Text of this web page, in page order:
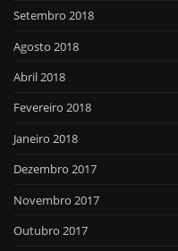
Setembro 2018
Agosto 2018
Abril 2018
Fevereiro 2018
Janeiro 2018
Dezembro 2017
Novembro 2017
Outubro 2017